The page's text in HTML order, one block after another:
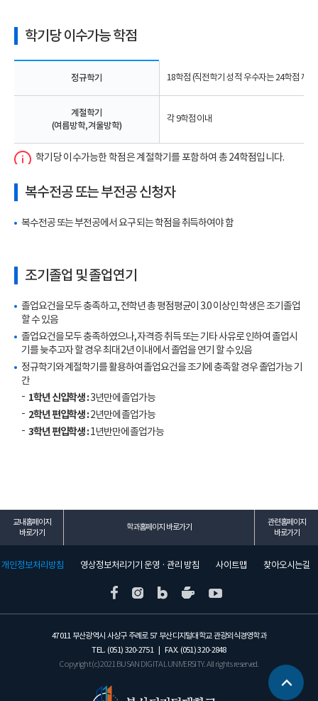
학기당 이수가능 학점
정규학기 18학점 (직전학기 성적 우수자는 24학점 까
계절학기
(여름방학, 겨울방학)
각 9학점 이내
학기당 이수가능한 학점은 계절학기를 포함하여 총 24학점입니다.
복수전공 또는 부전공 신청자
복수전공 또는 부전공에서 요구 되는 학점을 취득하여야 함
조기졸업 및 졸업연기
졸업요건을 모두 충족하고, 전학년 총 평점평균이 3.0 이상인 학생은 조기졸업
할 수 있음
졸업요건을 모두 충족하였으나, 자격증 취득 또는 기타 사유로 인하여 졸업시
기를 늦추고자 할 경우 최대 2년 이내에서 졸업을 연기 할 수 있음
정규학기와 계절학기를 활용하여 졸업요건을 조기에 충족할 경우 졸업가능 기
간
1학년 신입학생 :3년만에 졸업가능
2학년 편입학생 :2년만에 졸업가능
3학년 편입학생 :1년반만에 졸업가능
교내홈페이지
바로가기
학과홈페이지 바로가기
관련홈페이지
바로가기
개인정보처리방침 영상정보처리기기 운영 · 관리 방침 사이트맵 찾아오시는길
47011 부산광역시 사상구 주례로 57 부산디지털대학교 관광외식경영학과
TEL. (051) 320-2751 | FAX. (051) 320-2848
Copyright (c) 2021 BUSAN DIGITAL UNIVERSITY. All rights reserved.